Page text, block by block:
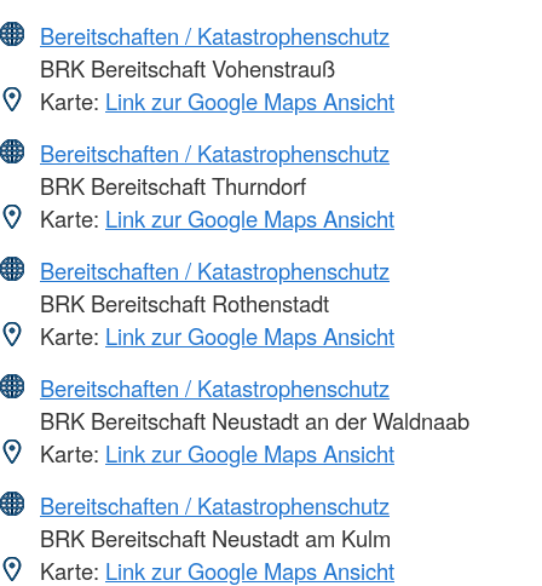
Bereitschaften / Katastrophenschutz
BRK Bereitschaft Vohenstrauß
Karte: Link zur Google Maps Ansicht
Bereitschaften / Katastrophenschutz
BRK Bereitschaft Thurndorf
Karte: Link zur Google Maps Ansicht
Bereitschaften / Katastrophenschutz
BRK Bereitschaft Rothenstadt
Karte: Link zur Google Maps Ansicht
Bereitschaften / Katastrophenschutz
BRK Bereitschaft Neustadt an der Waldnaab
Karte: Link zur Google Maps Ansicht
Bereitschaften / Katastrophenschutz
BRK Bereitschaft Neustadt am Kulm
Karte: Link zur Google Maps Ansicht